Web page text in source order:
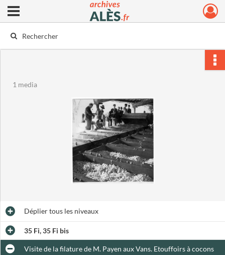
Archives municipales d'Alès
Ouvrir le menu déroulant
1 media
Dépliertous les niveaux
35 Fi, 35 Fi bis
Visite de la filature de M. Payen aux Vans. Etouffoirs à cocons